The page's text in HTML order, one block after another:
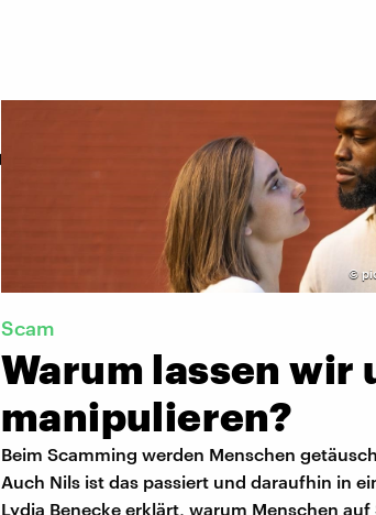
©
Scam
Warum lassen wir
manipulieren?
Beim Scamming werden Menschen
Auch Nils ist das passiert und daraufhin in
Lydia Benecke erklärt, warum Menschen